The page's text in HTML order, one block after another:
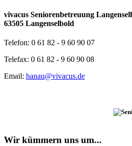
vivacus Seniorenbetreuung
63505 Langenselbold
Telefon: 0 61 82 - 9 60 90 07
Telefax: 0 61 82 - 9 60 90 08
Email: hanau@vivacus.de
Wir kümmern uns um...